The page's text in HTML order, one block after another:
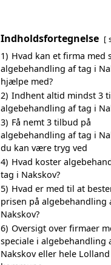
Indholdsfortegnelse
1) Hvad kan et firma med
algebehandling af tag i
hjælpe med?
2) Indhent altid mindst 3
algebehandling af tag i
3) Få nemt 3 tilbud på
algebehandling af tag i
du kan være tryg ved
4) Hvad koster
tag i Nakskov?
5) Hvad er med til at
prisen på algebehandling
Nakskov?
6) Oversigt over firmaer
speciale i algebehandling
Nakskov eller hele Lolland